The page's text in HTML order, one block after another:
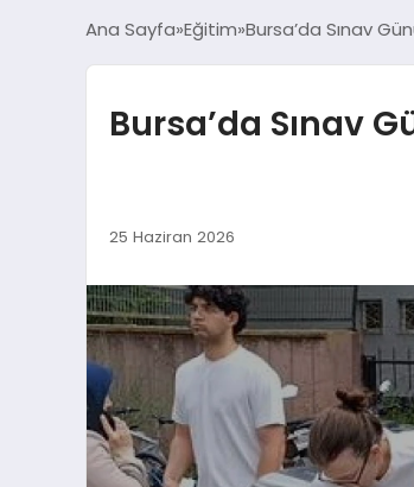
Ana Sayfa Eğitim Bursa’da Sınav
Bursa’da Sınav
25 Haziran 2026